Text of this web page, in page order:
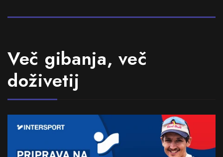
Več gibanja, več
doživetij